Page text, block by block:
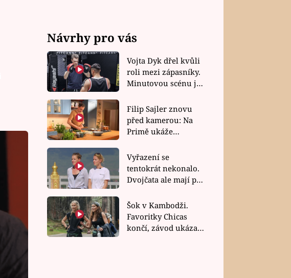
Návrhy pro vás
Vojta Dyk dřel kvůli
roli mezi zápasníky.
Minutovou scénu jel
Filip Sajler znovu
před kamerou: Na
Primě ukáže
rychlé recepty
Vyřazení se
tentokrát nekonalo.
Dvojčata ale mají po
závodu nůž na krku
Šok v Kambodži.
Favoritky Chicas
končí, závod ukázal